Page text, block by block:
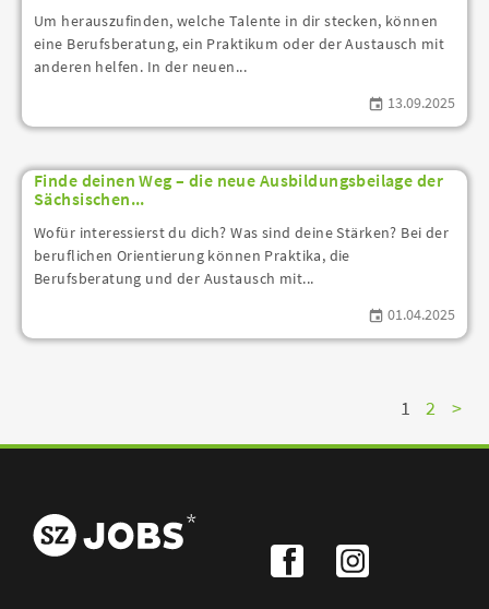
Um herauszufinden, welche Talente in dir stecken, können
eine Berufsberatung, ein Praktikum oder der Austausch mit
anderen helfen. In der neuen...
13.09.2025
Finde deinen Weg – die neue Ausbildungsbeilage der
Sächsischen...
Wofür interessierst du dich? Was sind deine Stärken? Bei der
beruflichen Orientierung können Praktika, die
Berufsberatung und der Austausch mit...
01.04.2025
1 2 Next
>